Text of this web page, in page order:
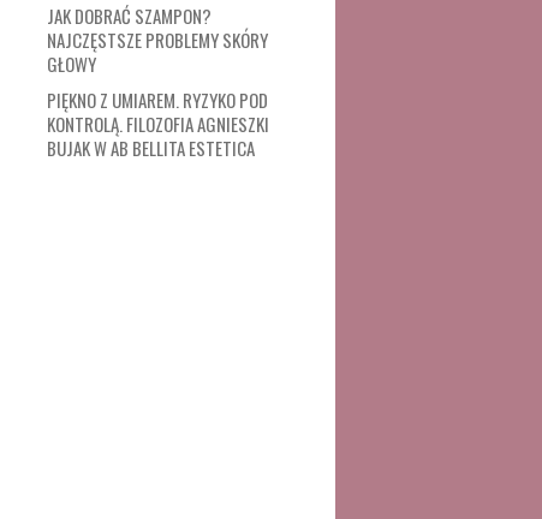
JAK DOBRAĆ SZAMPON?
NAJCZĘSTSZE PROBLEMY SKÓRY
GŁOWY
PIĘKNO Z UMIAREM. RYZYKO POD
KONTROLĄ. FILOZOFIA AGNIESZKI
BUJAK W AB BELLITA ESTETICA